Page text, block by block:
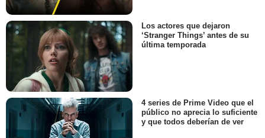
Los actores que dejaron
‘Stranger Things’ antes de su
última temporada
4 series de Prime Video que el
público no aprecia lo suficiente
y que todos deberían de ver